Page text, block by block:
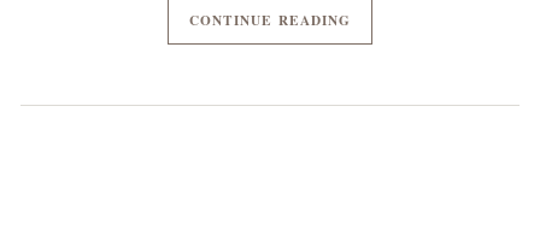
CONTINUE READING